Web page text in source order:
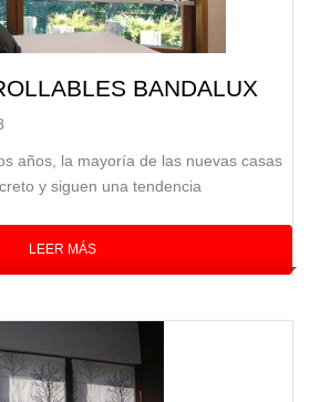
BANDALUX
años, la mayoría de las nuevas casas
y siguen una tendencia
LEER MÁS